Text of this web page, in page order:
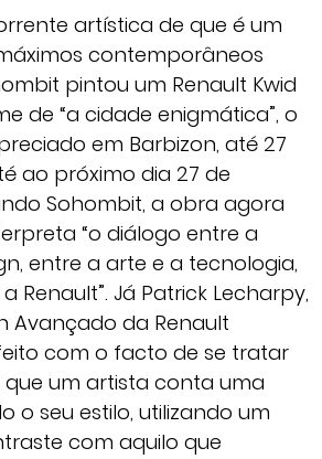
artística de que é um
contemporâneos
pintou um Renault Kwid
de “a cidade enigmática”, o
em Barbizon, até 27
ao próximo dia 27 de
Sohombit, a obra agora
“o diálogo entre a
entre a arte e a tecnologia,
Renault”. Já Patrick Lecharpy,
Avançado da Renault
com o facto de se tratar
que um artista conta uma
o seu estilo, utilizando um
com aquilo que